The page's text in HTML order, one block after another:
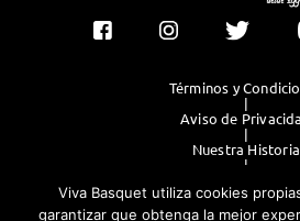
Términos y
|
Aviso de
|
Nuestra Historia
|
|
Publicidad
Viva Basquet utiliza cookies
garantizar que obtenga la mejor